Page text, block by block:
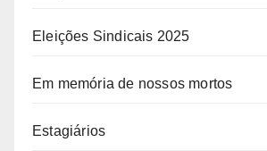
Eleições Sindicais 2025
Em memória de nossos mortos
Estagiários